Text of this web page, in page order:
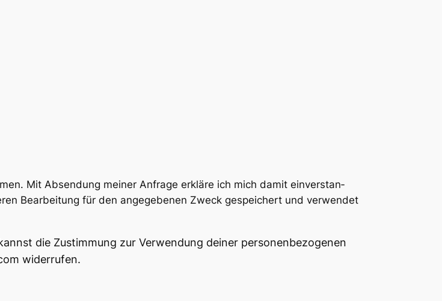
Mit Absen­dung mei­ner Anfra­ge erklä­re ich mich damit ein­ver­stan­
Bear­bei­tung für den ange­ge­be­nen Zweck gespei­chert und ver­wen­det
die Zustim­mung zur Ver­wen­dung dei­ner per­so­nen­be­zo­ge­nen
widerrufen.